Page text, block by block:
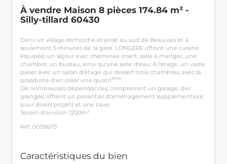
À vendre Maison 8 pièces 174.84 m² -
Silly-tillard 60430
Dans un village recherché et prisé au sud de Beauvais et à
seulement 5 minutes de la gare. LONGÈRE offrant une cuisine
équipée, un séjour avec cheminée insert, salle à manger, une
chambre, un bureau, ainsi qu'une salle d'eau. A l'étage, un vaste
palier avec un salon d’étage qui dessert trois chambres, avec la
possibilité d'en créer une quatrième.
De nombreuses dépendances, comprenant un garage, des
granges, offrent un potentiel d'aménagement supplémentaire
pour divers projets et une cave.
Terrain d'environ 1200m²
Réf. 00596113
Caractéristiques du bien